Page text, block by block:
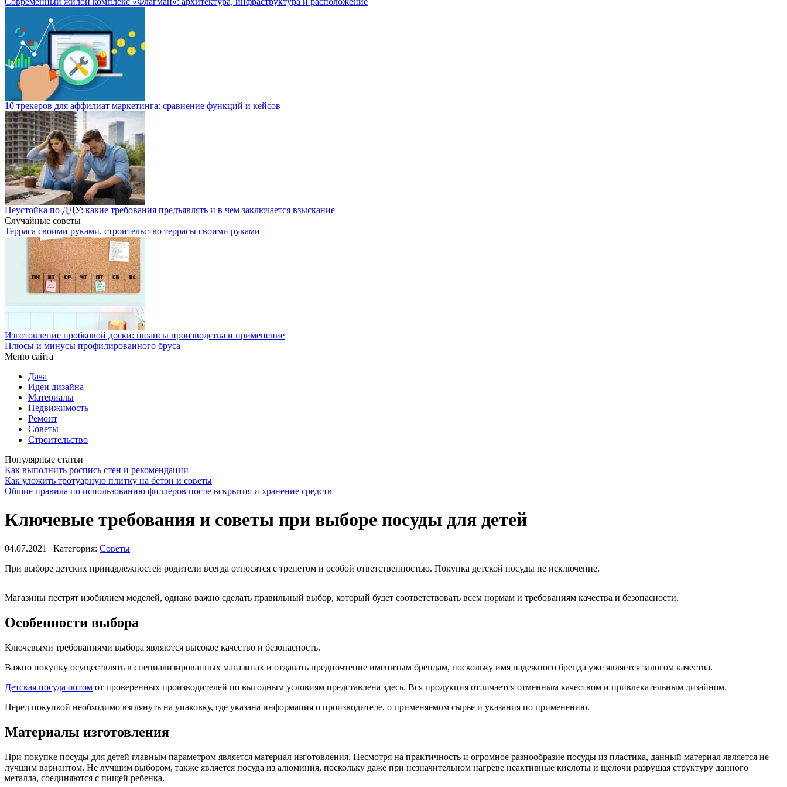
10 трекеров для аффилиат маркетинга: сравнение функций и кейсов
Неустойка по ДДУ: какие требования предъявлять и в чем заключается взыскание
Случайные советы
Терраса своими руками, строительство террасы своими руками
Изготовление пробковой доски: нюансы производства и применение
Плюсы и минусы профилированного бруса
Меню сайта
Дача
Идеи дизайна
Материалы
Недвижимость
Ремонт
Советы
Строительство
Популярные статьи
Как выполнить роспись стен и рекомендации
Как уложить тротуарную плитку на бетон и советы
Общие правила по использованию филлеров после вскрытия и хранение средств
Ключевые требования и советы при выборе посуды для детей
04.07.2021 | Категория: Советы
При выборе детских принадлежностей родители всегда относятся с трепетом и особой ответственностью. Покупка детской посуды не исключение.
Магазины пестрят изобилием моделей, однако важно сделать правильный выбор, который будет соответствовать всем нормам и требованиям качества и безопасности.
Особенности выбора
Ключевыми требованиями выбора являются высокое качество и безопасность.
Важно покупку осуществлять в специализированных магазинах и отдавать предпочтение именитым брендам, поскольку имя надежного бренда уже является залогом качества.
Детская посуда оптом от проверенных производителей по выгодным условиям представлена здесь. Вся продукция отличается отменным качеством и привлекательным дизайном.
Перед покупкой необходимо взглянуть на упаковку, где указана информация о производителе, о применяемом сырье и указания по применению.
Материалы изготовления
При покупке посуды для детей главным параметром является материал изготовления. Несмотря на практичность и огромное разнообразие посуды из пластика, данный материал является не
лучшим вариантом. Не лучшим выбором, также является посуда из алюминия, поскольку даже при незначительном нагреве неактивные кислоты и щелочи разрушая структуру данного
металла, соединяются с пищей ребенка.